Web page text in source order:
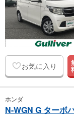
お気に入り
ホンダ
N-WGN G ターボ